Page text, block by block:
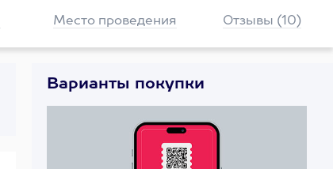
Место проведения Отзывы (10)
Варианты покупки